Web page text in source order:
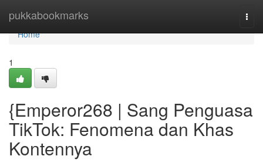
pukkabookmarks
Home
Home
1
{Emperor268 | Sang Penguasa
TikTok: Fenomena dan Khas
Kontennya